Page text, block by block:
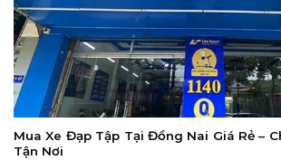
Mua Xe Đạp Tập Tại Đồng Nai Giá Rẻ –
Tận Nơi